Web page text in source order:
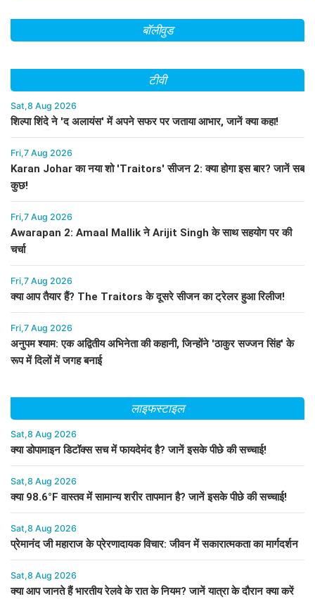
बॉलीवुड
टीवी
Sat,8 Aug 2026
शिल्पा शिंदे ने 'द अलायंस' में अपने सफर पर जताया आभार, जानें क्या कहा!
Fri,7 Aug 2026
Karan Johar का नया शो 'Traitors' सीजन 2: क्या होगा इस बार? जानें सब
कुछ!
Fri,7 Aug 2026
Awarapan 2: Amaal Mallik ने Arijit Singh के साथ सहयोग पर की
चर्चा
Fri,7 Aug 2026
क्या आप तैयार हैं? The Traitors के दूसरे सीजन का ट्रेलर हुआ रिलीज!
Fri,7 Aug 2026
अनुपम श्याम: एक अद्वितीय अभिनेता की कहानी, जिन्होंने 'ठाकुर सज्जन सिंह' के
रूप में दिलों में जगह बनाई
लाइफस्टाइल
Sat,8 Aug 2026
क्या डोपामाइन डिटॉक्स सच में फायदेमंद है? जानें इसके पीछे की सच्चाई!
Sat,8 Aug 2026
क्या 98.6°F वास्तव में सामान्य शरीर तापमान है? जानें इसके पीछे की सच्चाई!
Sat,8 Aug 2026
प्रेमानंद जी महाराज के प्रेरणादायक विचार: जीवन में सकारात्मकता का मार्गदर्शन
Sat,8 Aug 2026
क्या आप जानते हैं भारतीय रेलवे के रात के नियम? जानें यात्रा के दौरान क्या करें